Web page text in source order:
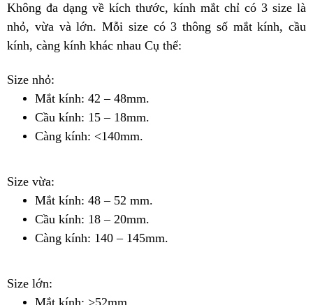
Không đa dạng về kích thước, kính mắt chỉ có 3 size là
nhỏ, vừa và lớn. Mỗi size có 3 thông số mắt kính, cầu
kính, càng kính khác nhau Cụ thể:
Size nhỏ:
Mắt kính: 42 – 48mm.
Cầu kính: 15 – 18mm.
Càng kính: <140mm.
Size vừa:
Mắt kính: 48 – 52 mm.
Cầu kính: 18 – 20mm.
Càng kính: 140 – 145mm.
Size lớn: